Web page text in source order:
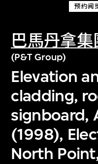
预约阅
巴馬丹拿集
(P&T Group)
Elevation
cladding,
signboard,
(1998),
North
探索世界顶级的
文化藏品。